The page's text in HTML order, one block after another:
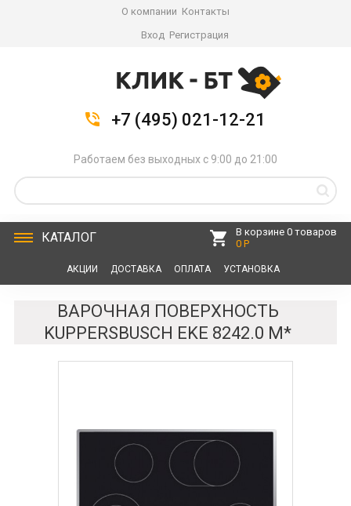
О компании Контакты
Вход Регистрация
+7 (495) 021-12-21
Работаем без выходных с 9:00 до 21:00
КАТАЛОГ
В корзине 0 товаров
0 Р
АКЦИИ ДОСТАВКА ОПЛАТА УСТАНОВКА
ВАРОЧНАЯ ПОВЕРХНОСТЬ
KUPPERSBUSCH EKE 8242.0 M*